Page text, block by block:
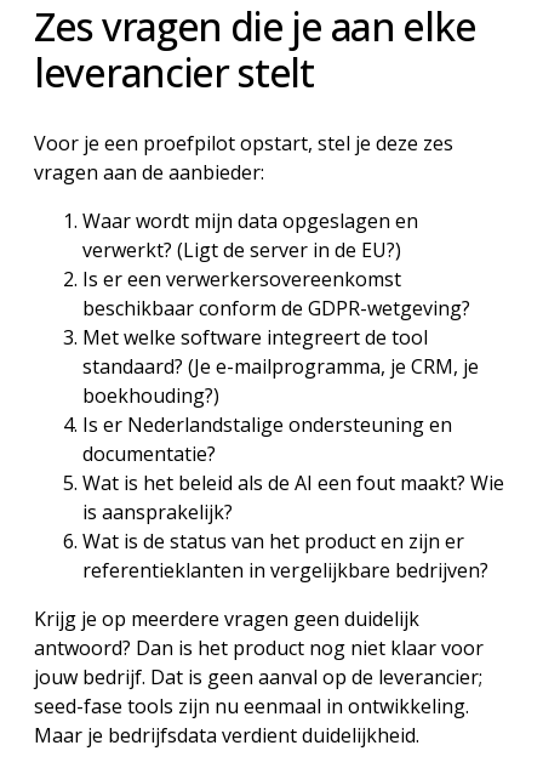
Zes vragen die je aan elke
leverancier stelt
Voor je een proefpilot opstart, stel je deze zes
vragen aan de aanbieder:
Waar wordt mijn data opgeslagen en
verwerkt? (Ligt de server in de EU?)
Is er een verwerkersovereenkomst
beschikbaar conform de GDPR-wetgeving?
Met welke software integreert de tool
standaard? (Je e-mailprogramma, je CRM, je
boekhouding?)
Is er Nederlandstalige ondersteuning en
documentatie?
Wat is het beleid als de AI een fout maakt? Wie
is aansprakelijk?
Wat is de status van het product en zijn er
referentieklanten in vergelijkbare bedrijven?
Krijg je op meerdere vragen geen duidelijk
antwoord? Dan is het product nog niet klaar voor
jouw bedrijf. Dat is geen aanval op de leverancier;
seed-fase tools zijn nu eenmaal in ontwikkeling.
Maar je bedrijfsdata verdient duidelijkheid.